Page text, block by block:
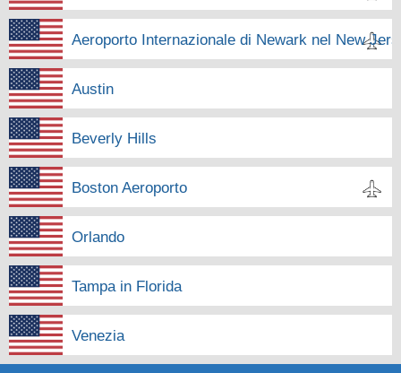
Aeroporto Internazionale di Newark nel New
Austin
Beverly Hills
Boston Aeroporto
Orlando
Tampa in Florida
Venezia